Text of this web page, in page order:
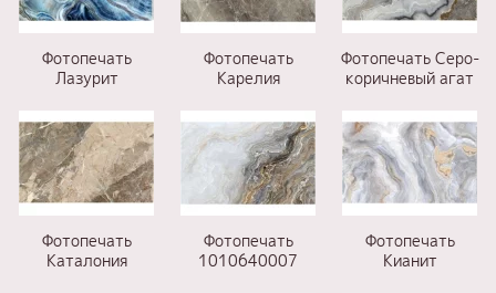
Фотопечать
Лазурит
Фотопечать
Карелия
Фотопечать Cеро-
коричневый агат
Фотопечать
Каталония
Фотопечать
1010640007
Фотопечать
Кианит